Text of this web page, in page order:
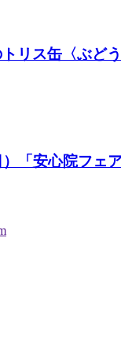
リス缶〈ぶど
「安心院フェ